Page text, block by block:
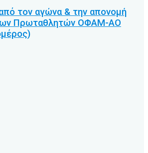
τον αγώνα & την απονομή
Πρωταθλητών ΟΦΑΜ-ΑΟ